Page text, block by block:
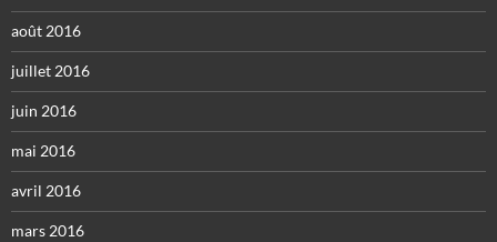
août 2016
juillet 2016
juin 2016
mai 2016
avril 2016
mars 2016